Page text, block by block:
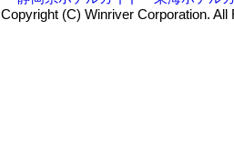
Copyright (C) Winriver Corporation. All